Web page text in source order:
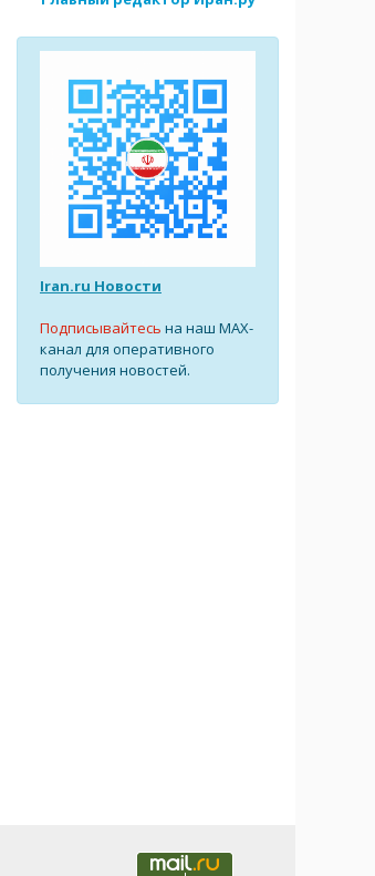
Iran.ru Новости
Подписывайтесь на наш MAX-
канал для оперативного
получения новостей.